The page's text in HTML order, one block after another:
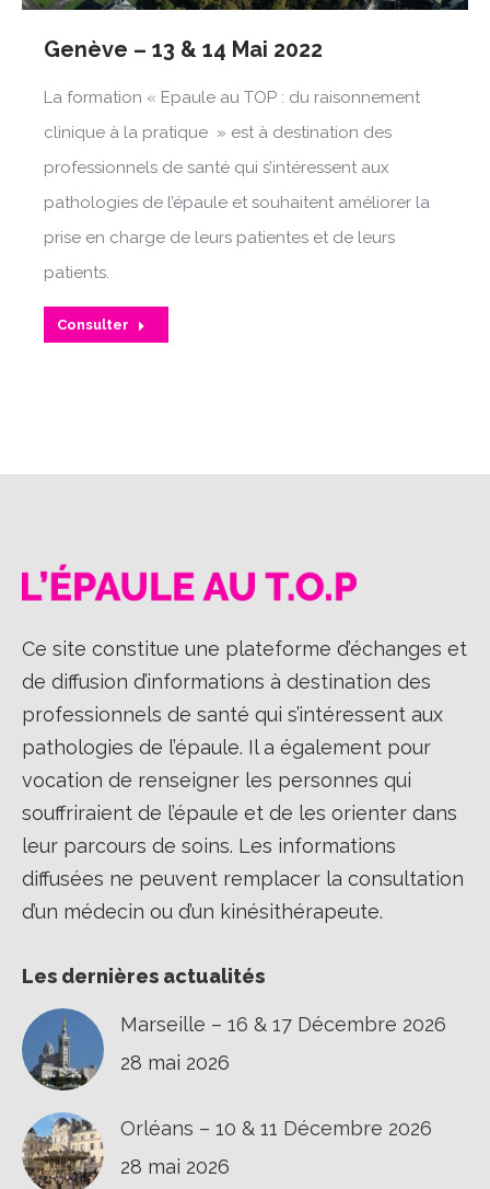
Genève – 13 & 14 Mai 2022
La formation « Epaule au TOP : du raisonnement
clinique à la pratique » est à destination des
professionnels de santé qui s’intéressent aux
pathologies de l’épaule et souhaitent améliorer la
prise en charge de leurs patientes et de leurs
patients.
Consulter
Ce site constitue une plateforme d’échanges et
de diffusion d’informations à destination des
professionnels de santé qui s’intéressent aux
pathologies de l’épaule. Il a également pour
vocation de renseigner les personnes qui
souffriraient de l’épaule et de les orienter dans
leur parcours de soins. Les informations
diffusées ne peuvent remplacer la consultation
d’un médecin ou d’un kinésithérapeute.
Les dernières actualités
Marseille – 16 & 17 Décembre 2026
28 mai 2026
Orléans – 10 & 11 Décembre 2026
28 mai 2026